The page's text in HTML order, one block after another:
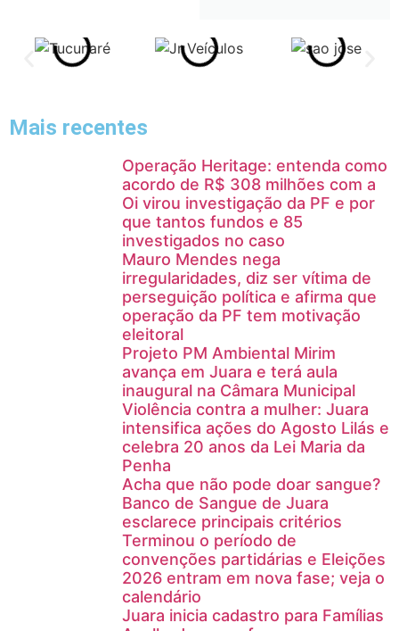
Mais recentes
Operação Heritage: entenda como
acordo de R$ 308 milhões com a
Oi virou investigação da PF e por
que tantos fundos e 85
investigados no caso
Mauro Mendes nega
irregularidades, diz ser vítima de
perseguição política e afirma que
operação da PF tem motivação
eleitoral
Projeto PM Ambiental Mirim
avança em Juara e terá aula
inaugural na Câmara Municipal
Violência contra a mulher: Juara
intensifica ações do Agosto Lilás e
celebra 20 anos da Lei Maria da
Penha
Acha que não pode doar sangue?
Banco de Sangue de Juara
esclarece principais critérios
Terminou o período de
convenções partidárias e Eleições
2026 entram em nova fase; veja o
calendário
Juara inicia cadastro para Famílias